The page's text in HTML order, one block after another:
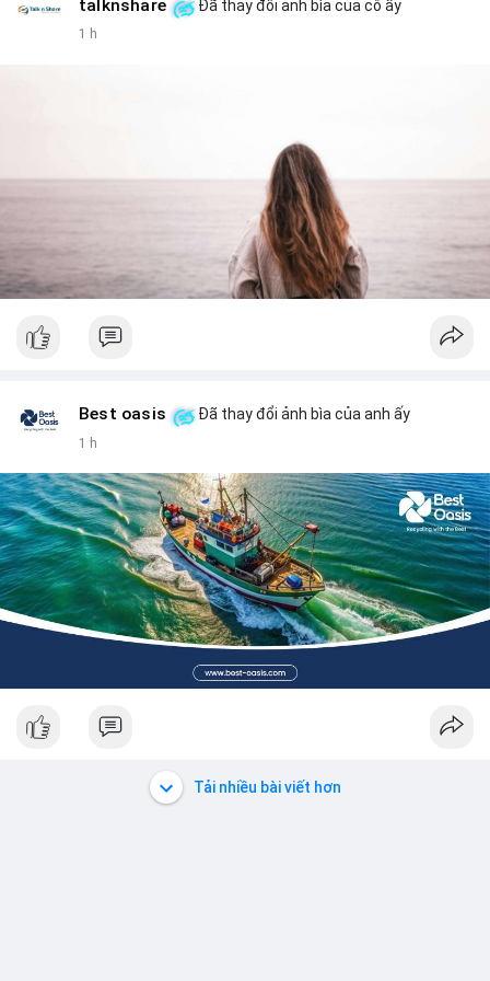
talknshare Đã thay đổi ảnh bìa của cô ấy
1 h
Best oasis Đã thay đổi ảnh bìa của anh ấy
1 h
Tải nhiều bài viết hơn